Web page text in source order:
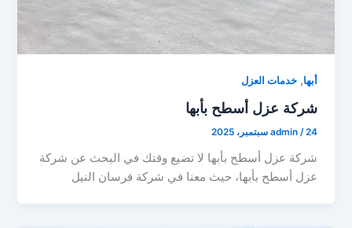
أبها,خدمات العزل
شركة عزل أسطح بأبها
admin /24 سبتمبر، 2025
شركة عزل أسطح بأبها لا تضيع وقتك في البحث عن شركة
عزل أسطح بأبها، حيث معنا في شركة فرسان النيل